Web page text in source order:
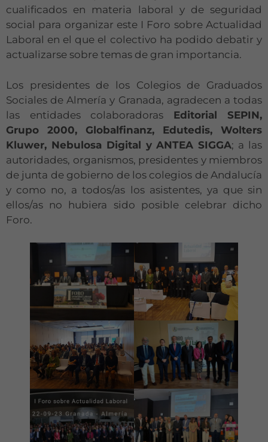
cualificados en materia laboral y de seguridad
social para organizar este I Foro sobre Actualidad
Laboral en el que el colectivo ha podido debatir y
actualizarse sobre temas de gran importancia.
Los presidentes de los Colegios de Graduados
Sociales de Almería y Granada, agradecen a todas
las entidades colaboradoras Editorial SEPIN,
Grupo 2000, Globalfinanz, Edutedis, Wolters
Kluwer, Nebulosa Digital y ANTEA SIGGA; a las
autoridades, organismos, presidentes y miembros
de junta de gobierno de los colegios de Andalucía
y como no, a todos/as los asistentes, ya que sin
ellos/as no hubiera sido posible celebrar dicho
Foro.